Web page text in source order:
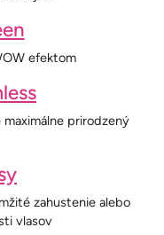
efektom
prirodzený
zahustenie alebo
vlasov